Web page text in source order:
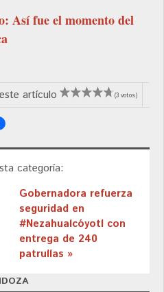
Así fue el momento del
artículo (3 votos)
categoría:
Gobernadora refuerza
seguridad en
#Nezahualcóyotl con
entrega de 240
patrullas »